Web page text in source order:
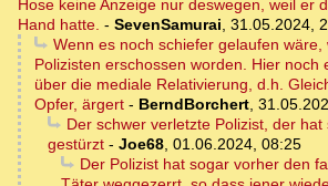
Hose keine Anzeige nur deswegen, weil er
Hand hatte. - SevenSamurai, 31.05.2024,
Wenn es noch schiefer gelaufen wäre,
Polizisten erschossen worden. Hier noch
über die mediale Relativierung, d.h.
Opfer, ärgert - BerndBorchert,
Der schwer verletzte Polizist, der
gestürzt - Joe68, 01.06.2024, 08:25
Der Polizist hat sogar vorher den